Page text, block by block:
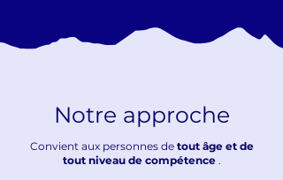
Notre approche
Convient aux personnes de tout âge et de
tout niveau de compétence.